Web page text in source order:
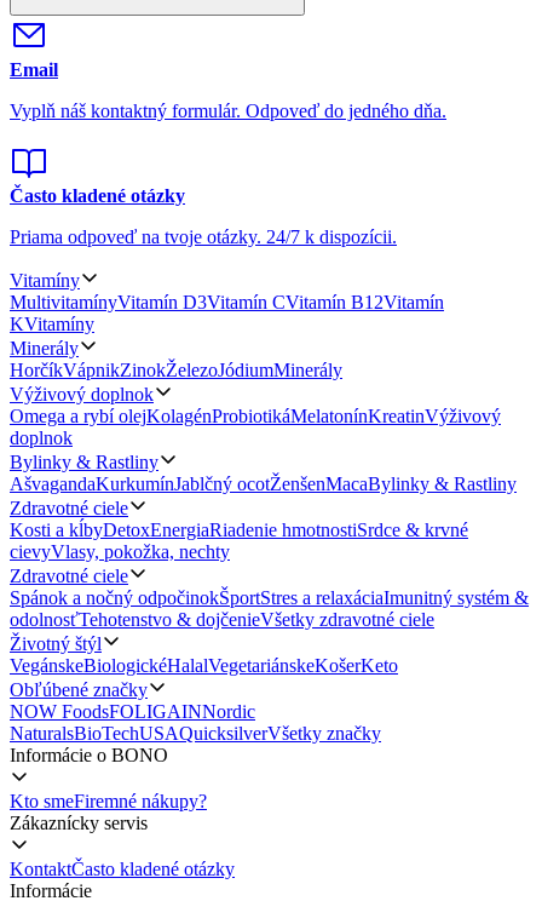
Email
Vyplň náš kontaktný formulár. Odpoveď do jedného dňa.
Často kladené otázky
Priama odpoveď na tvoje otázky. 24/7 k dispozícii.
Vitamíny
MultivitamínyVitamín D3Vitamín CVitamín B12Vitamín
KVitamíny
Minerály
HorčíkVápnikZinokŽelezoJódiumMinerály
Výživový doplnok
Omega a rybí olejKolagénProbiotikáMelatonínKreatinVýživový
doplnok
Bylinky & Rastliny
AšvagandaKurkumínJablčný ocotŽenšenMacaBylinky & Rastliny
Zdravotné ciele
Kosti a kĺbyDetoxEnergiaRiadenie hmotnostiSrdce & krvné
cievyVlasy, pokožka, nechty
Zdravotné ciele
Spánok a nočný odpočinokŠportStres a relaxáciaImunitný systém &
odolnosťTehotenstvo & dojčenieVšetky zdravotné ciele
Životný štýl
VegánskeBiologickéHalalVegetariánskeKošerKeto
Obľúbené značky
NOW FoodsFOLIGAINNordic
NaturalsBioTechUSAQuicksilverVšetky značky
Informácie o BONO
Kto smeFiremné nákupy?
Zákaznícky servis
KontaktČasto kladené otázky
Informácie